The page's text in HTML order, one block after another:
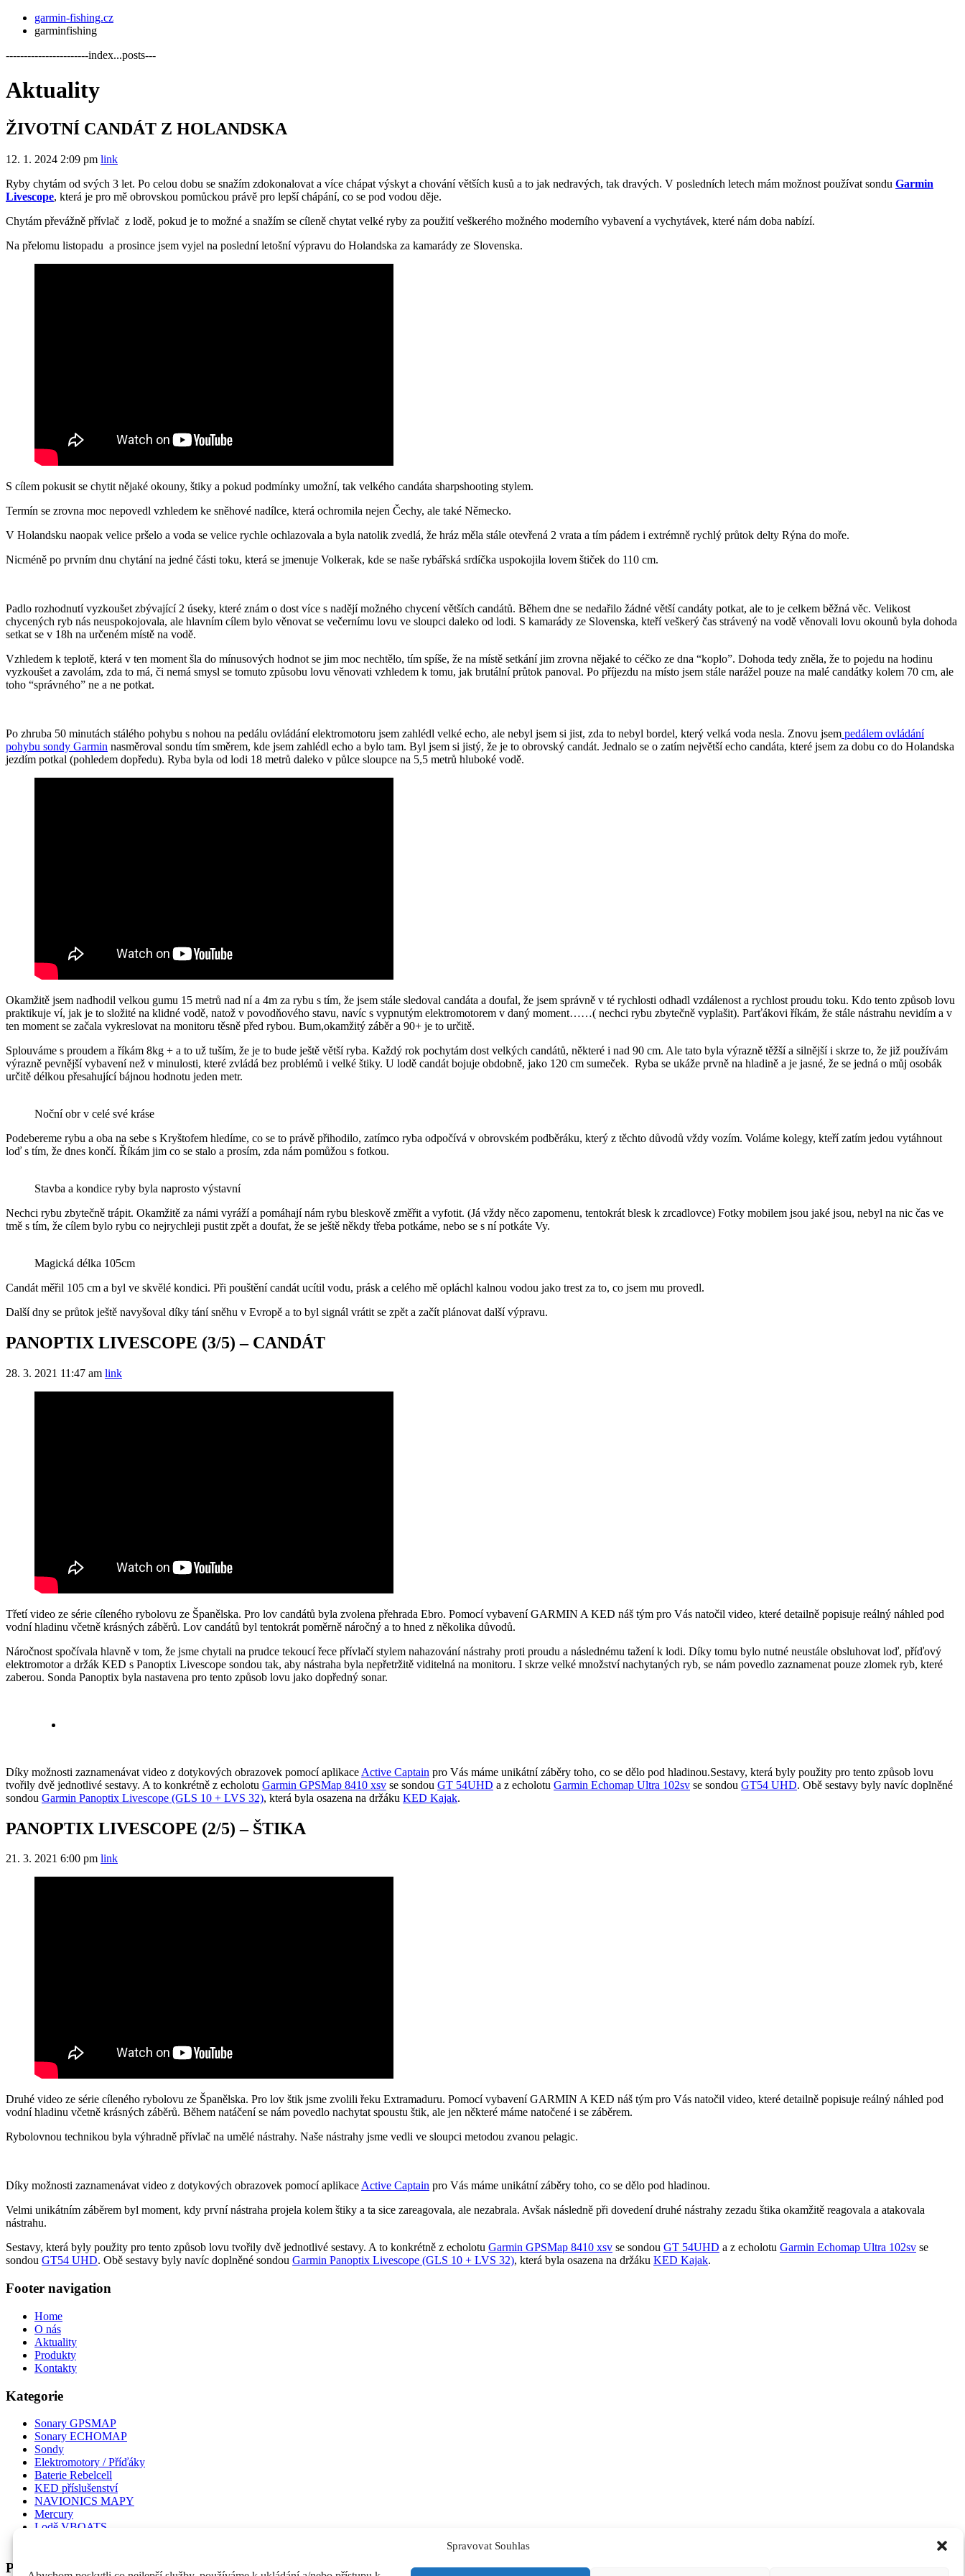
Spravovat Souhlas
garmin-fishing.cz
garminfishing
-----------------------index...posts---
Aktuality
ŽIVOTNÍ CANDÁT Z HOLANDSKA
12. 1. 2024 2:09 pm link
Ryby chytám od svých 3 let. Po celou dobu se snažím zdokonalovat a více chápat výskyt a chování větších kusů a to jak nedravých, tak dravých. V posledních letech mám možnost používat sondu Garmin
Livescope, která je pro mě obrovskou pomůckou právě pro lepší chápání, co se pod vodou děje.
Chytám převážně přívlač z lodě, pokud je to možné a snažím se cíleně chytat velké ryby za použití veškerého možného moderního vybavení a vychytávek, které nám doba nabízí.
Na přelomu listopadu a prosince jsem vyjel na poslední letošní výpravu do Holandska za kamarády ze Slovenska.
S cílem pokusit se chytit nějaké okouny, štiky a pokud podmínky umožní, tak velkého candáta sharpshooting stylem.
Termín se zrovna moc nepovedl vzhledem ke sněhové nadílce, která ochromila nejen Čechy, ale také Německo.
V Holandsku naopak velice pršelo a voda se velice rychle ochlazovala a byla natolik zvedlá, že hráz měla stále otevřená 2 vrata a tím pádem i extrémně rychlý průtok delty Rýna do moře.
Nicméně po prvním dnu chytání na jedné části toku, která se jmenuje Volkerak, kde se naše rybářská srdíčka uspokojila lovem štiček do 110 cm.
Padlo rozhodnutí vyzkoušet zbývající 2 úseky, které znám o dost více s nadějí možného chycení větších candátů. Během dne se nedařilo žádné větší candáty potkat, ale to je celkem běžná věc. Velikost
chycených ryb nás neuspokojovala, ale hlavním cílem bylo věnovat se večernímu lovu ve sloupci daleko od lodi. S kamarády ze Slovenska, kteří veškerý čas strávený na vodě věnovali lovu okounů byla dohoda
setkat se v 18h na určeném místě na vodě.
Vzhledem k teplotě, která v ten moment šla do mínusových hodnot se jim moc nechtělo, tím spíše, že na místě setkání jim zrovna nějaké to céčko ze dna “koplo”. Dohoda tedy zněla, že to pojedu na hodinu
vyzkoušet a zavolám, zda to má, či nemá smysl se tomuto způsobu lovu věnovati vzhledem k tomu, jak brutální průtok panoval. Po příjezdu na místo jsem stále narážel pouze na malé candátky kolem 70 cm, ale
toho “správného” ne a ne potkat.
Po zhruba 50 minutách stálého pohybu s nohou na pedálu ovládání elektromotoru jsem zahlédl velké echo, ale nebyl jsem si jist, zda to nebyl bordel, který velká voda nesla. Znovu jsem pedálem ovládání
pohybu sondy Garmin nasměroval sondu tím směrem, kde jsem zahlédl echo a bylo tam. Byl jsem si jistý, že je to obrovský candát. Jednalo se o zatím největší echo candáta, které jsem za dobu co do Holandska
jezdím potkal (pohledem dopředu). Ryba byla od lodi 18 metrů daleko v půlce sloupce na 5,5 metrů hluboké vodě.
Okamžitě jsem nadhodil velkou gumu 15 metrů nad ní a 4m za rybu s tím, že jsem stále sledoval candáta a doufal, že jsem správně v té rychlosti odhadl vzdálenost a rychlost proudu toku. Kdo tento způsob lovu
praktikuje ví, jak je to složité na klidné vodě, natož v povodňového stavu, navíc s vypnutým elektromotorem v daný moment……( nechci rybu zbytečně vyplašit). Parťákovi říkám, že stále nástrahu nevidím a v
ten moment se začala vykreslovat na monitoru těsně před rybou. Bum,okamžitý záběr a 90+ je to určitě.
Splouváme s proudem a říkám 8kg + a to už tuším, že je to bude ještě větší ryba. Každý rok pochytám dost velkých candátů, některé i nad 90 cm. Ale tato byla výrazně těžší a silnější i skrze to, že již používám
výrazně pevnější vybavení než v minulosti, které zvládá bez problémů i velké štiky. U lodě candát bojuje obdobně, jako 120 cm sumeček. Ryba se ukáže prvně na hladině a je jasné, že se jedná o můj osobák
určitě délkou přesahující bájnou hodnotu jeden metr.
Noční obr v celé své kráse
Podebereme rybu a oba na sebe s Kryštofem hledíme, co se to právě přihodilo, zatímco ryba odpočívá v obrovském podběráku, který z těchto důvodů vždy vozím. Voláme kolegy, kteří zatím jedou vytáhnout
loď s tím, že dnes končí. Říkám jim co se stalo a prosím, zda nám pomůžou s fotkou.
Stavba a kondice ryby byla naprosto výstavní
Nechci rybu zbytečně trápit. Okamžitě za námi vyráží a pomáhají nám rybu bleskově změřit a vyfotit. (Já vždy něco zapomenu, tentokrát blesk k zrcadlovce) Fotky mobilem jsou jaké jsou, nebyl na nic čas ve
tmě s tím, že cílem bylo rybu co nejrychleji pustit zpět a doufat, že se ještě někdy třeba potkáme, nebo se s ní potkáte Vy.
Magická délka 105cm
Candát měřil 105 cm a byl ve skvělé kondici. Při pouštění candát ucítil vodu, prásk a celého mě opláchl kalnou vodou jako trest za to, co jsem mu provedl.
Další dny se průtok ještě navyšoval díky tání sněhu v Evropě a to byl signál vrátit se zpět a začít plánovat další výpravu.
PANOPTIX LIVESCOPE (3/5) – CANDÁT
28. 3. 2021 11:47 am link
Třetí video ze série cíleného rybolovu ze Španělska. Pro lov candátů byla zvolena přehrada Ebro. Pomocí vybavení GARMIN A KED náš tým pro Vás natočil video, které detailně popisuje reálný náhled pod
vodní hladinu včetně krásných záběrů. Lov candátů byl tentokrát poměrně náročný a to hned z několika důvodů.
Náročnost spočívala hlavně v tom, že jsme chytali na prudce tekoucí řece přívlačí stylem nahazování nástrahy proti proudu a následnému tažení k lodi. Díky tomu bylo nutné neustále obsluhovat loď, příďový
elektromotor a držák KED s Panoptix Livescope sondou tak, aby nástraha byla nepřetržitě viditelná na monitoru. I skrze velké množství nachytaných ryb, se nám povedlo zaznamenat pouze zlomek ryb, které
zaberou. Sonda Panoptix byla nastavena pro tento způsob lovu jako dopředný sonar.
Díky možnosti zaznamenávat video z dotykových obrazovek pomocí aplikace Active Captain pro Vás máme unikátní záběry toho, co se dělo pod hladinou.Sestavy, která byly použity pro tento způsob lovu
tvořily dvě jednotlivé sestavy. A to konkrétně z echolotu Garmin GPSMap 8410 xsv se sondou GT 54UHD a z echolotu Garmin Echomap Ultra 102sv se sondou GT54 UHD. Obě sestavy byly navíc doplněné
sondou Garmin Panoptix Livescope (GLS 10 + LVS 32), která byla osazena na držáku KED Kajak.
PANOPTIX LIVESCOPE (2/5) – ŠTIKA
21. 3. 2021 6:00 pm link
Druhé video ze série cíleného rybolovu ze Španělska. Pro lov štik jsme zvolili řeku Extramaduru. Pomocí vybavení GARMIN A KED náš tým pro Vás natočil video, které detailně popisuje reálný náhled pod
vodní hladinu včetně krásných záběrů. Během natáčení se nám povedlo nachytat spoustu štik, ale jen některé máme natočené i se záběrem.
Rybolovnou technikou byla výhradně přívlač na umělé nástrahy. Naše nástrahy jsme vedli ve sloupci metodou zvanou pelagic.
Díky možnosti zaznamenávat video z dotykových obrazovek pomocí aplikaceActive Captain pro Vás máme unikátní záběry toho, co se dělo pod hladinou.
Velmi unikátním záběrem byl moment, kdy první nástraha projela kolem štiky a ta sice zareagovala, ale nezabrala. Avšak následně při dovedení druhé nástrahy zezadu štika okamžitě reagovala a atakovala
nástrahu.
Sestavy, která byly použity pro tento způsob lovu tvořily dvě jednotlivé sestavy. A to konkrétně z echolotu Garmin GPSMap 8410 xsv se sondou GT 54UHD a z echolotu Garmin Echomap Ultra 102sv se
sondou GT54 UHD. Obě sestavy byly navíc doplněné sondou Garmin Panoptix Livescope (GLS 10 + LVS 32), která byla osazena na držáku KED Kajak.
Footer navigation
Home
O nás
Aktuality
Produkty
Kontakty
Kategorie
Sonary GPSMAP
Sonary ECHOMAP
Sondy
Elektromotory / Příďáky
Baterie Rebelcell
KED příslušenství
NAVIONICS MAPY
Mercury
Lodě VBOATS
Podstránky obchodu